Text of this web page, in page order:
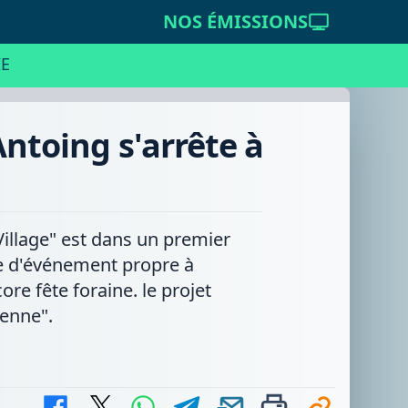
NOS ÉMISSIONS
s'arrête à
est dans un premier
d'événement propre à
fête foraine. le projet